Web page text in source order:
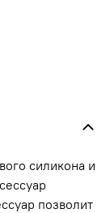
силикона и
позволит